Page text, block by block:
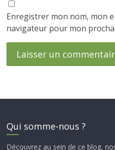
Enregistrer mon nom, mon
navigateur pour mon
Qui somme-nous ?
Découvrez au sein de ce blog,